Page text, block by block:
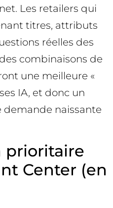
Les retailers qui
titres, attributs
réelles des
combinaisons de
une meilleure «
IA, et donc un
demande naissante
prioritaire
Center (en